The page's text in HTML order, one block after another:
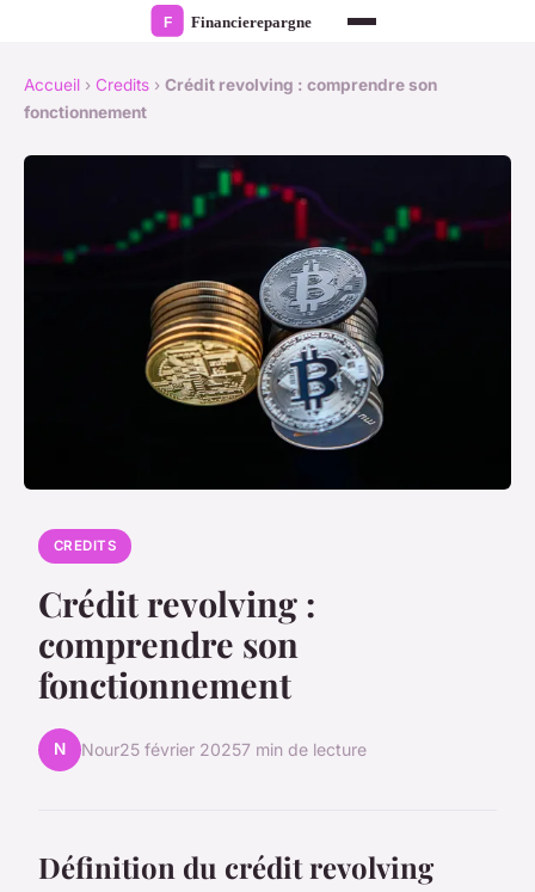
Accueil › Credits › Crédit revolving : comprendre son
fonctionnement
CREDITS
Crédit revolving :
comprendre son
fonctionnement
N Nour25 février 20257 min de lecture
Définition du crédit revolving